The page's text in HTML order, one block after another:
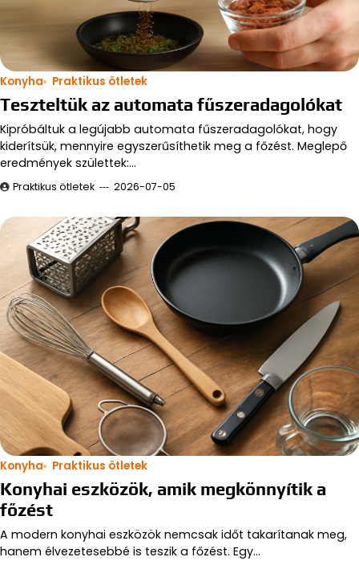
Konyha Praktikus ötletek
Teszteltük az automata fűszeradagolókat
Kipróbáltuk a legújabb automata fűszeradagolókat, hogy
kiderítsük, mennyire egyszerűsíthetik meg a főzést. Meglepő
eredmények születtek:…
Praktikus ötletek 2026-07-05
Konyha Praktikus ötletek
Konyhai eszközök, amik megkönnyítik a
főzést
A modern konyhai eszközök nemcsak időt takarítanak meg,
hanem élvezetesebbé is teszik a főzést. Egy…